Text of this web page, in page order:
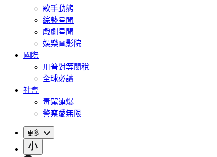
歌手動態
綜藝星聞
戲劇星聞
娛樂電影院
國際
川普對等關稅
全球必讀
社會
毒駕連爆
警察愛無限
更多